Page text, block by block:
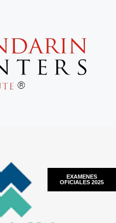
EXAMENES
OFICIALES 2025